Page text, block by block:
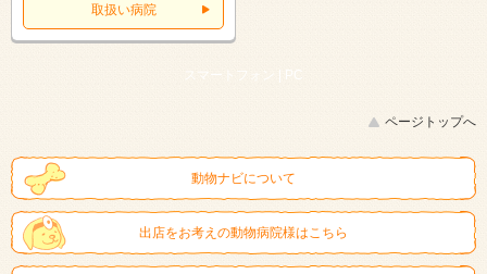
取扱い病院
スマートフォン | PC
ページトップへ
動物ナビについて
出店をお考えの動物病院様はこちら